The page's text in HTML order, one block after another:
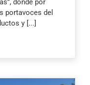
donde por
portavoces del
y [...]